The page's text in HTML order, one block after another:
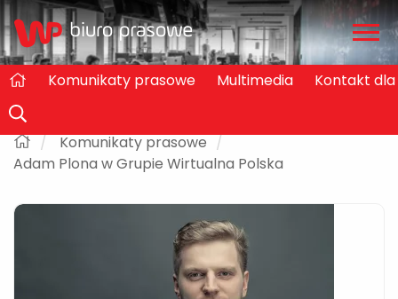
Zwiń
Komunikaty prasowe Multimedia Kontakt
Komunikaty prasowe
Adam Plona w Grupie Wirtualna Polska